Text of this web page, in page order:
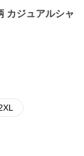
カジュアルシャ